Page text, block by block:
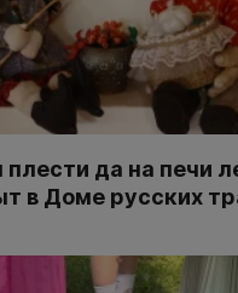
да на печи
в Доме русских